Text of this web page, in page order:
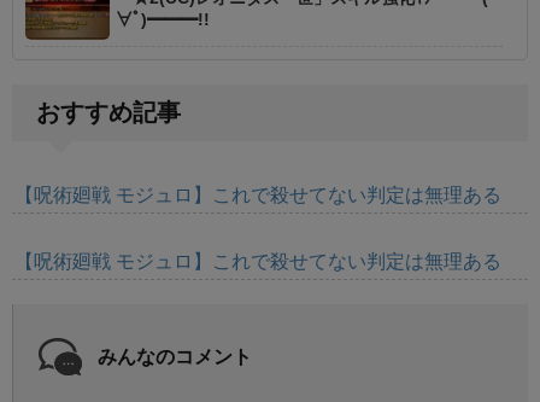
∀ﾟ)━━━!!
おすすめ記事
【呪術廻戦 モジュロ】これで殺せてない判定は無理ある
【呪術廻戦 モジュロ】これで殺せてない判定は無理ある
みんなのコメント